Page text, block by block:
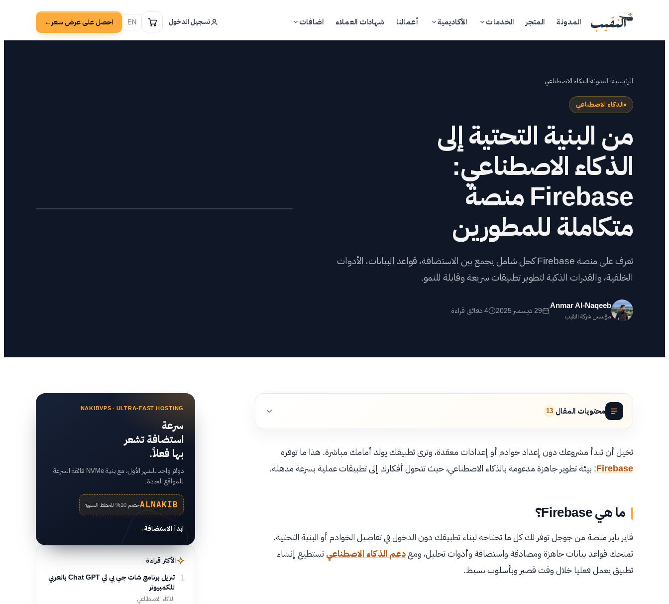
المدونة المتجر الخدمات الأكاديمية أعمالنا شهادات العملاء اضافات تسجيل الدخول EN احصل على عرض سعر→
المدونة
شهادات العملاء
الرئيسية/المدونة/الذكاء الاصطناعي
الذكاء الاصطناعي
من البنية التحتية إلى
الذكاء الاصطناعي:
Firebase منصة
متكاملة للمطورين
تعرف على منصة Firebase كحل شامل يجمع بين الاستضافة، قواعد البيانات، الأدوات
الخلفية، والقدرات الذكية لتطوير تطبيقات سريعة وقابلة للنمو.
Anmar Al-Naqeeb
مؤسس شركة النقيب
29 ديسمبر 2025 4 دقائق قراءة
محتويات المقال 13
تخيل أن تبدأ مشروعك دون إعداد خوادم أو إعدادات معقدة، وترى تطبيقك يولد أمامك مباشرة. هذا ما توفره
Firebase: بيئة تطوير جاهزة مدعومة بالذكاء الاصطناعي، حيث تتحول أفكارك إلى تطبيقات عملية بسرعة مذهلة.
ما هي Firebase؟
فاير بايز منصة من جوجل توفر لك كل ما تحتاجه لبناء تطبيقك دون الدخول في تفاصيل الخوادم أو البنية التحتية.
تمنحك قواعد بيانات جاهزة ومصادقة واستضافة وأدوات تحليل، ومعدعم الذكاء الاصطناعيتستطيع إنشاء
تطبيق يعمل فعليا خلال وقت قصير وبأسلوب بسيط.
NAKIBVPS · ULTRA-FAST HOSTING
سرعة
استضافة تشعر
بها فعلاً.
دولار واحد للشهر الأول، مع بنية NVMe فائقة السرعة
للمواقع الجادة.
ALNAKIBخصم 10% للخطط السنوية
ابدأ الاستضافة→
الأكثر قراءة
1
تنزيل برنامج شات جي بي تي Chat GPT بالعربي
للكمبيوتر
الذكاء الاصطناعي